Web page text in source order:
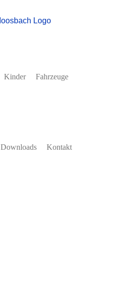
Kinder Fahrzeuge
Downloads Kontakt